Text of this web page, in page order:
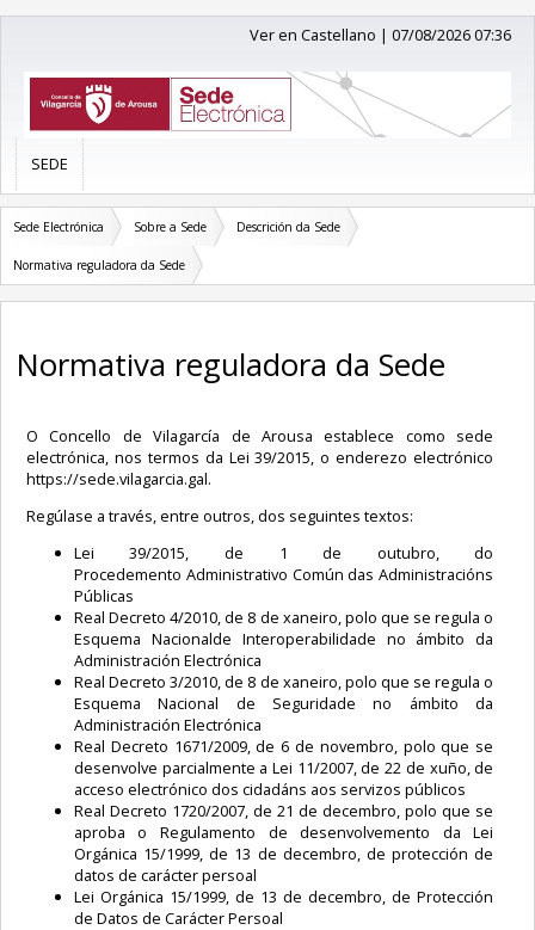
Ver en Castellano |07/08/2026 07:36
SEDE
Sede Electrónica Sobre a Sede Descrición da Sede
Normativa reguladora da Sede
Normativa reguladora da Sede
O Concello de Vilagarcía de Arousa establece como sede
electrónica, nos termos da Lei 39/2015, o enderezo electrónico
https://sede.vilagarcia.gal.
Regúlase a través, entre outros, dos seguintes textos:
Lei 39/2015, de 1 de outubro, do
Procedemento Administrativo Común das Administracións
Públicas
Real Decreto 4/2010, de 8 de xaneiro, polo que se regula o
Esquema Nacionalde Interoperabilidade no ámbito da
Administración Electrónica
Real Decreto 3/2010, de 8 de xaneiro, polo que se regula o
Esquema Nacional de Seguridade no ámbito da
Administración Electrónica
Real Decreto 1671/2009, de 6 de novembro, polo que se
desenvolve parcialmente a Lei 11/2007, de 22 de xuño, de
acceso electrónico dos cidadáns aos servizos públicos
Real Decreto 1720/2007, de 21 de decembro, polo que se
aproba o Regulamento de desenvolvemento da Lei
Orgánica 15/1999, de 13 de decembro, de protección de
datos de carácter persoal
Lei Orgánica 15/1999, de 13 de decembro, de Protección
de Datos de Carácter Persoal